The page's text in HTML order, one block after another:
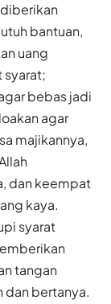
bantuan,
uang
syarat;
bebas jadi
agar
majikannya,
dan keempat
kaya.
syarat
tangan
dan bertanya.